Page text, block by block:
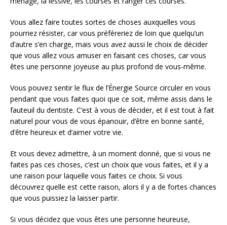
Vous allez faire toutes sortes de choses auxquelles vous
pourriez résister, car vous préféreriez de loin que quelqu’un
d’autre s’en charge, mais vous avez aussi le choix de décider
que vous allez vous amuser en faisant ces choses, car vous
êtes une personne joyeuse au plus profond de vous-même.
Vous pouvez sentir le flux de l’Énergie Source circuler en vous
pendant que vous faites quoi que ce soit, même assis dans le
fauteuil du dentiste. C’est à vous de décider, et il est tout à fait
naturel pour vous de vous épanouir, d’être en bonne santé,
d’être heureux et d’aimer votre vie.
Et vous devez admettre, à un moment donné, que si vous ne
faites pas ces choses, c’est un choix que vous faites, et il y a
une raison pour laquelle vous faites ce choix. Si vous
découvrez quelle est cette raison, alors il y a de fortes chances
que vous puissiez la laisser partir.
Si vous décidez que vous êtes une personne heureuse,